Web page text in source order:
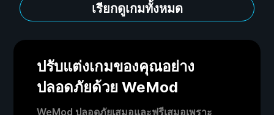
เรียกดูเกมทั้งหมด
ปรับแต่งเกมของคุณอย่าง
ปลอดภัยด้วย WeMod
WeMod ปลอดภัยเสมอและฟรีเสมอเพราะ